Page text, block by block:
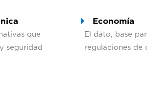
que
seguridad
Economía
El dato, base
regulaciones de